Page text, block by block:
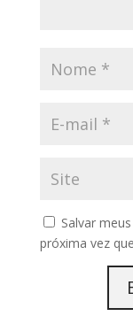
Salvar
próxima vez